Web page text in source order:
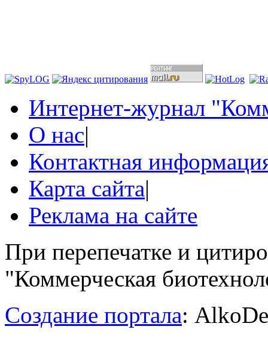
Интернет-журнал
О нас|
Контактная
Карта сайта|
Реклама на сайте
При перепечатке и
"Коммерческая
Создание портала: